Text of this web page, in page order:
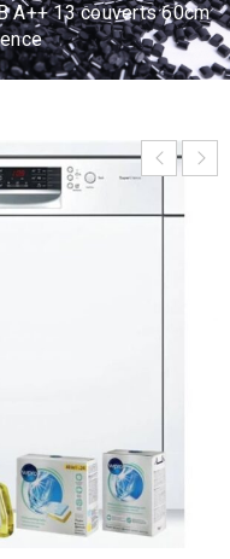
A++ 13 couverts 60cm